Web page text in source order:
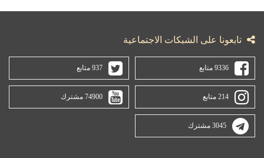
تابعونا على الشبكات الاجتماعية
9336 متابع 937 متابع
214 متابع 74900 مشترك
3045 مشترك